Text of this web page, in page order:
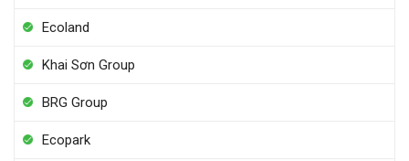
Ecoland
Khai Sơn Group
BRG Group
Ecopark